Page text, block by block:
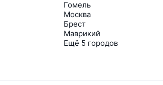
Гомель
Москва
Брест
Маврикий
Ещё 5 городов